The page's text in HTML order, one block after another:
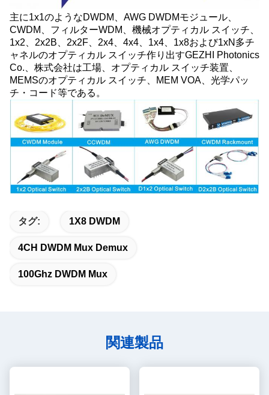
主に1x1のようなDWDM、AWG DWDMモジュール、
CWDM、フィルターWDM、機械オプティカル スイッチ、
1x2、2x2B、2x2F、2x4、4x4、1x4、1x8および1xN多チ
ャネルのオプティカル スイッチ作り出すGEZHI Photonics
Co.、株式会社は工場、オプティカル スイッチ装置、
MEMSのオプティカル スイッチ、MEM VOA、光学パッ
チ・コード等である。
タグ: 1X8 DWDM
4CH DWDM Mux Demux
100Ghz DWDM Mux
関連製品